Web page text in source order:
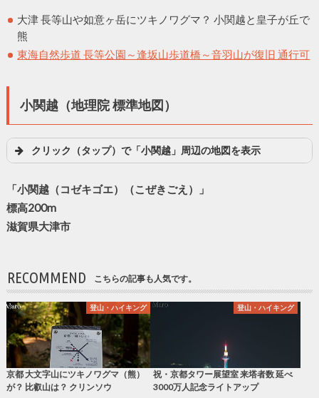
大津 長等山や如意ヶ岳にツキノワグマ？ 小関越と皇子が丘で
熊
東海自然歩道 長等公園～逢坂山歩道橋～音羽山が復旧 通行可
小関越（地理院 標準地図）
クリック（タップ）で「小関越」周辺の地図を表示
「小関越（コゼキゴエ）（こぜきごえ）」
標高200m
滋賀県大津市
RECOMMEND こちらの記事も人気です。
登山・ハイキング
京都 大文字山にツキノワグマ（熊）
が？ 比叡山は？ クリンソウ
登山・ハイキング
祝・京都タワー展望室 来塔者数 延べ
3000万人記念ライトアップ